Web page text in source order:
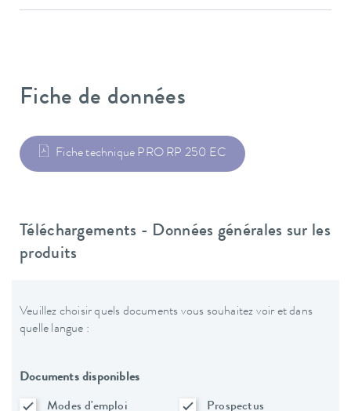
Fiche de données
Fiche technique PRO RP 250 EC
Téléchargements - Données générales sur les
produits
Veuillez choisir quels documents vous souhaitez voir et dans
quelle langue :
Documents disponibles
Modes d'emploi
Prospectus